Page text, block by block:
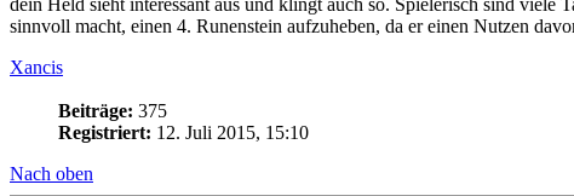
sinnvoll macht, einen 4. Runenstein aufzuheben, da er einen Nutzen
Xancis
Beiträge: 375
Registriert: 12. Juli 2015, 15:10
Nach oben